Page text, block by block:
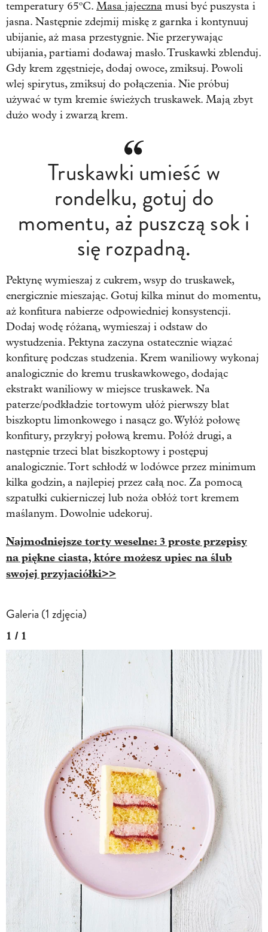
temperatury 65ºC. Masa jajeczna musi być puszysta i
jasna. Następnie zdejmij miskę z garnka i kontynuuj
ubijanie, aż masa przestygnie. Nie przerywając
ubijania, partiami dodawaj masło. Truskawki zblenduj.
Gdy krem zgęstnieje, dodaj owoce, zmiksuj. Powoli
wlej spirytus, zmiksuj do połączenia. Nie próbuj
używać w tym kremie świeżych truskawek. Mają zbyt
dużo wody i zwarzą krem.
Truskawki umieść w
rondelku, gotuj do
momentu, aż puszczą sok i
się rozpadną.
Pektynę wymieszaj z cukrem, wsyp do truskawek,
energicznie mieszając. Gotuj kilka minut do momentu,
aż konfitura nabierze odpowiedniej konsystencji.
Dodaj wodę różaną, wymieszaj i odstaw do
wystudzenia. Pektyna zaczyna ostatecznie wiązać
konfiturę podczas studzenia. Krem waniliowy wykonaj
analogicznie do kremu truskawkowego, dodając
ekstrakt waniliowy w miejsce truskawek. Na
paterze/podkładzie tortowym ułóż pierwszy blat
biszkoptu limonkowego i nasącz go. Wyłóż połowę
konfitury, przykryj połową kremu. Połóż drugi, a
następnie trzeci blat biszkoptowy i postępuj
analogicznie. Tort schłodź w lodówce przez minimum
kilka godzin, a najlepiej przez całą noc. Za pomocą
szpatułki cukierniczej lub noża obłóż tort kremem
maślanym. Dowolnie udekoruj.
Najmodniejsze torty weselne: 3 proste przepisy
na piękne ciasta, które możesz upiec na ślub
swojej przyjaciółki>>
Galeria (1 zdjęcia)
1 / 1